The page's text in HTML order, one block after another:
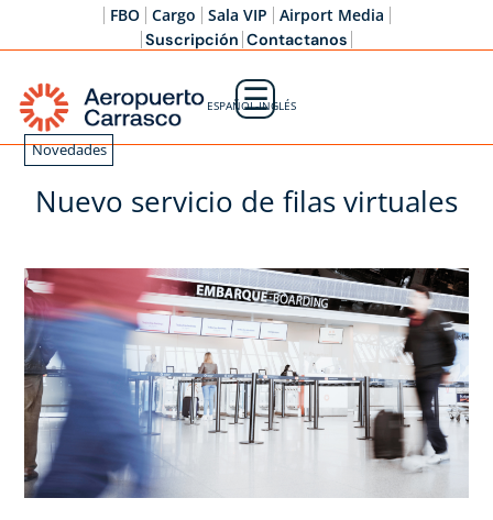
FBO Cargo Sala VIP Airport Media
Suscripción Contactanos
☰
ESPAÑOL-INGLÉS
Novedades
Nuevo servicio de filas virtuales